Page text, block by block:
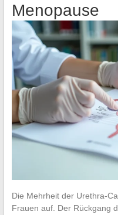
Menopause
Die Mehrheit der Urethra-
Frauen auf. Der Rückgang